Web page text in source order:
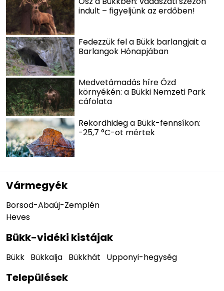
indult – figyeljünk az erdőben!
Fedezzük fel a Bükk barlangjait a
Barlangok Hónapjában
Medvetámadás híre Ózd
környékén: a Bükki Nemzeti Park
cáfolata
Rekordhideg a Bükk-fennsíkon:
-25,7 °C-ot mértek
Vármegyék
Borsod-Abaúj-Zemplén
Heves
Bükk-vidéki kistájak
Bükk Bükkalja Bükkhát Upponyi-hegység
Települések